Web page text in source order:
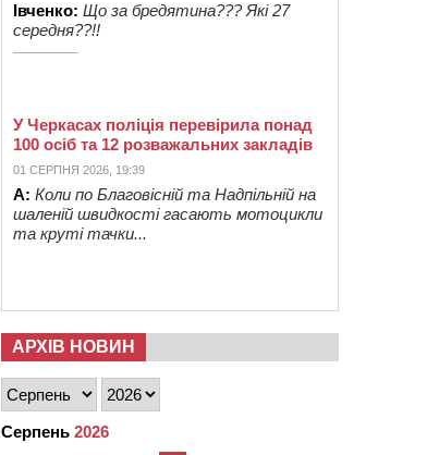
Івченко: Що за бредятина??? Які 27
середня??!!
У Черкасах поліція перевірила понад
100 осіб та 12 розважальних закладів
01 СЕРПНЯ 2026, 19:39
А: Коли по Благовісній та Надпільній на
шаленій швидкості гасають мотоцикли
та круті тачки...
АРХІВ НОВИН
Серпень 2026